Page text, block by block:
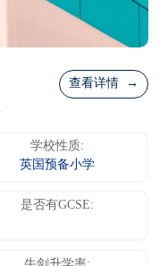
查看详情 →
学校性质:
英国预备小学
是否有GCSE: